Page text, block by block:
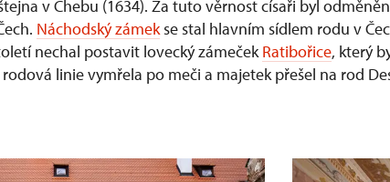
v Chebu (1634). Za tuto věrnost císaři byl
Náchodský zámek se stal hlavním sídlem rodu v
nechal postavit lovecký zámeček Ratibořice, který
linie vymřela po meči a majetek přešel na rod